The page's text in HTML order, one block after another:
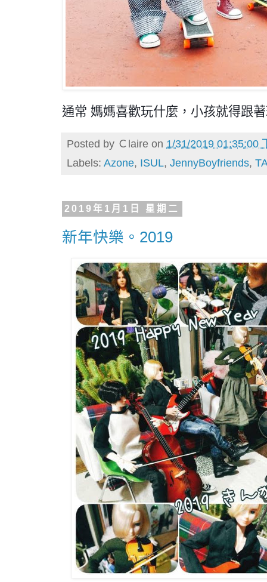
通常 媽媽喜歡玩什麼，小孩就得跟
Posted by Ｃlaire on 1/31/2019 01:35:00
Labels: Azone, ISUL, JennyBoyfriends,
2019年1月1日 星期二
新年快樂。2019